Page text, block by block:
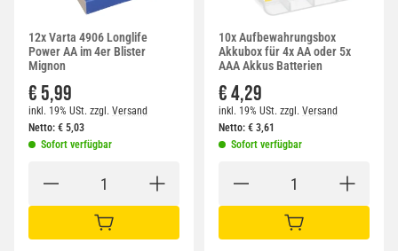
12x Varta 4906 Longlife
Power AA im 4er Blister
Mignon
€ 5,99
inkl. 19% USt. zzgl. Versand
Netto: € 5,03
Sofort verfügbar
IN DEN WARENKORB
10x Aufbewahrungsbox
Akkubox für 4x AA oder 5x
AAA Akkus Batterien
€ 4,29
inkl. 19% USt. zzgl. Versand
Netto: € 3,61
Sofort verfügbar
IN DEN WARENKORB